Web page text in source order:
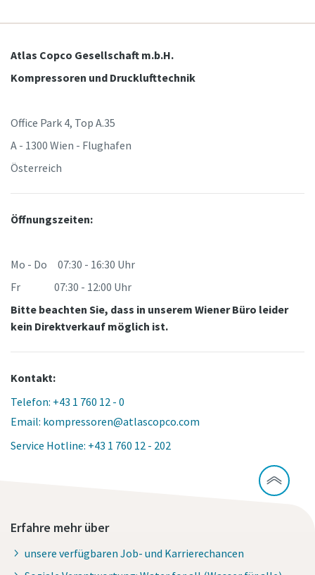
Atlas Copco Gesellschaft m.b.H.
Kompressoren und Drucklufttechnik
Office Park 4, Top A.35
A - 1300 Wien - Flughafen
Österreich
Öffnungszeiten:
Mo - Do 07:30 - 16:30 Uhr
Fr 07:30 - 12:00 Uhr
Bitte beachten Sie, dass in unserem Wiener Büro leider
kein Direktverkauf möglich ist.
Kontakt:
Telefon: +43 1 760 12 - 0
Email: kompressoren@atlascopco.com
Service Hotline: +43 1 760 12 - 202
Erfahre mehr über
unsere verfügbaren Job- und Karrierechancen